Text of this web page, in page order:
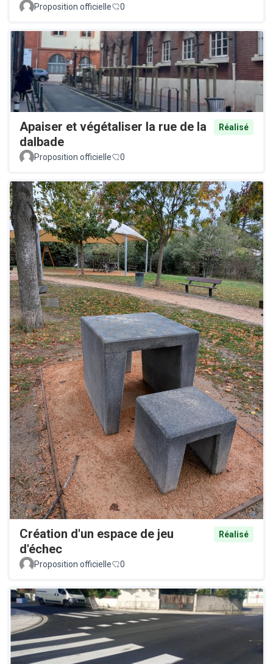
Proposition officielle 0
Apaiser et végétaliser la rue de la
dalbade
Réalisé
Proposition officielle 0
Création d'un espace de jeu
d'échec
Réalisé
Proposition officielle 0